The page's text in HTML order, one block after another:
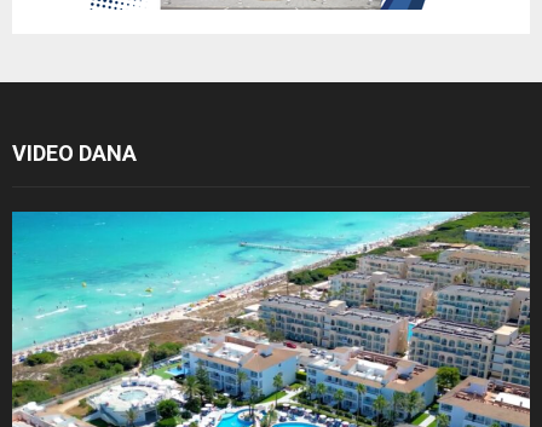
VIDEO DANA